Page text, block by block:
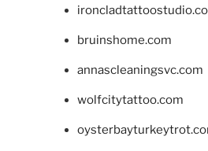
bruinshome.com
annascleaningsvc.com
wolfcitytattoo.com